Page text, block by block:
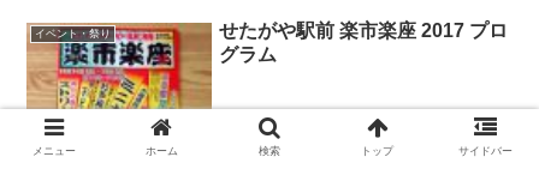
イベント・祭り
せたがや駅前 楽市楽座 2017 プロ
グラム
メニュー ホーム 検索 トップ サイドバー